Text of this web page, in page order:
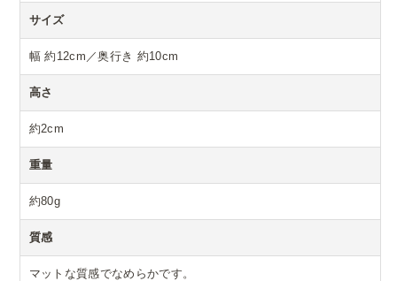
サイズ
幅 約12cm／奥行き 約10cm
高さ
約2cm
重量
約80g
質感
マットな質感でなめらかです。